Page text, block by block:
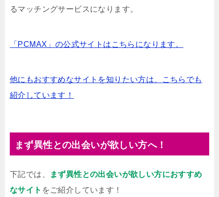
るマッチングサービスになります。
「PCMAX」の公式サイトはこちらになります。
他にもおすすめなサイトを知りたい方は、こちらでも
紹介しています！
まず異性との出会いが欲しい方へ！
下記では、
まず異性との出会いが欲しい方におすすめ
なサイト をご紹介しています！